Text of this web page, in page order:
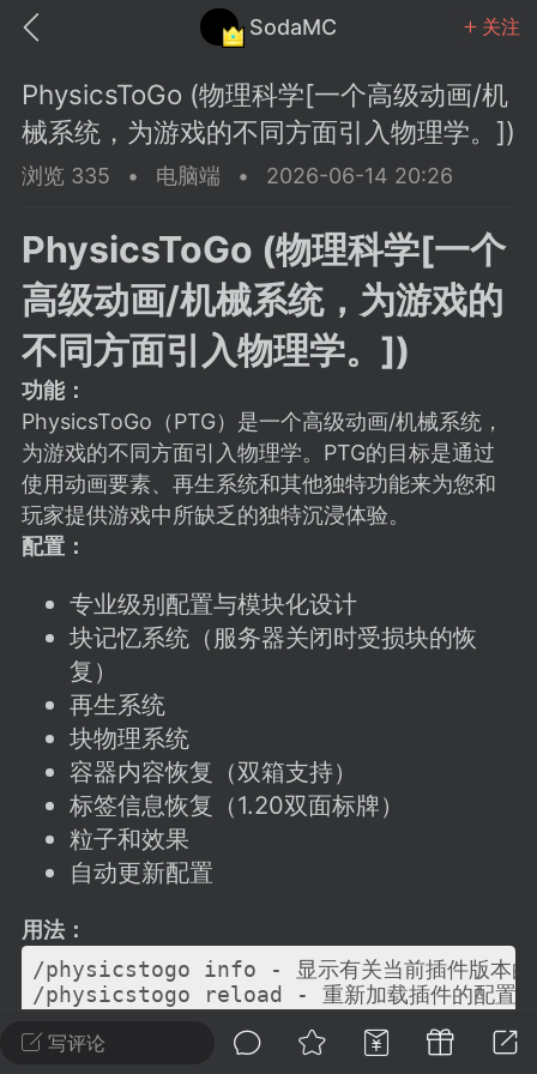
SodaMC 关注
中文社区 SodaMC
教程
潮涌核心
永久赞助者
11-27 02:06
电脑端 社区规则
议贴】SodaMC 的改进与建议 🧃
社区的建议&反馈板块，欢迎每
在这里畅所欲言，提出你对 社区功能、
、管理方式等方面 的任何想法！...
11 5.9k
潮涌核心
永久赞助者
24 23:37
电脑端 整合包分享
反馈你遇到的问题 以及 你期望的功能等
不方便可尝试通过邮箱与作者进行反馈
写评论
PhysicsToGo (物理科学[一个高级动画/机
械系统，为游戏的不同方面引入物理学。])
浏览 335 • 电脑端 • 2026-06-14 20:26
PhysicsToGo (物理科学[一个
高级动画/机械系统，为游戏的
不同方面引入物理学。])
功能：
PhysicsToGo（PTG）是一个高级动画/机械系统，
为游戏的不同方面引入物理学。PTG的目标是通过
使用动画要素、再生系统和其他独特功能来为您和
玩家提供游戏中所缺乏的独特沉浸体验。
配置：
专业级别配置与模块化设计
块记忆系统（服务器关闭时受损块的恢
复）
再生系统
块物理系统
容器内容恢复（双箱支持）
标签信息恢复（1.20双面标牌）
粒子和效果
自动更新配置
用法：
/physicstogo info - 显示有关当前插件版本的
/physicstogo reload - 重新加载插件的配置、
权限：